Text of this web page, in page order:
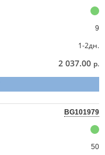
9
1-2дн.
2 037.00 р.
BG101979
50